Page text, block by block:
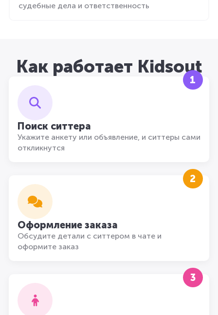
судебные дела и ответственность
Как работает Kidsout
1
Поиск ситтера
Укажите анкету или объявление, и ситтеры сами
откликнутся
2
Оформление заказа
Обсудите детали с ситтером в чате и
оформите заказ
3